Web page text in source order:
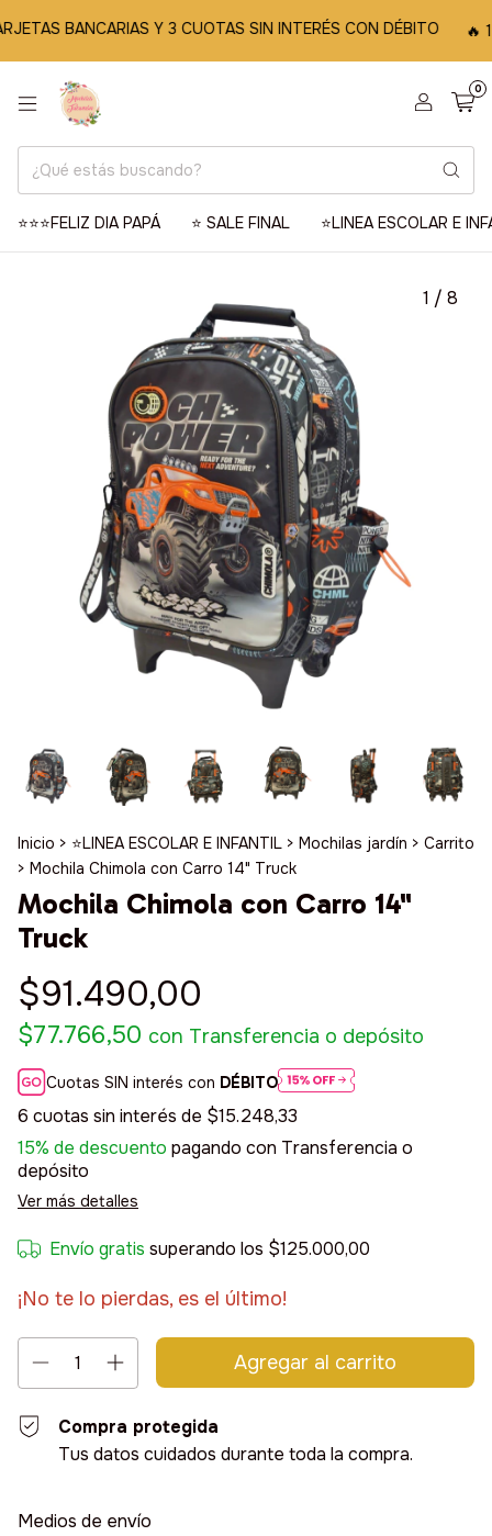
BANCARIAS Y 3 CUOTAS SIN INTERÉS CON DÉBITO 🔥
0
⭐️⭐️⭐️FELIZ DIA PAPÁ ⭐️ SALE FINAL ⭐️LINEA ESCOLAR E
1 / 8
Inicio > ⭐️LINEA ESCOLAR E INFANTIL > Mochilas jardín > Carrito
> Mochila Chimola con Carro 14" Truck
Mochila Chimola con Carro 14"
Truck
$91.490,00
$77.766,50 con Transferencia o depósito
Cuotas SIN interés con DÉBITO
6 cuotas sin interés de $15.248,33
15% de descuento pagando con Transferencia o
depósito
Ver más detalles
Envío gratis superando los $125.000,00
¡No te lo pierdas, es el último!
Compra protegida
Tus datos cuidados durante toda la compra.
Entregas para el CP:
Medios de envío